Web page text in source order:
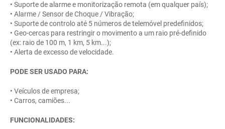
• Suporte de alarme e monitorização remota (em qualquer país);
• Alarme / Sensor de Choque / Vibração;
• Suporte de controlo até 5 números de telemóvel predefinidos;
• Geo-cercas para restringir o movimento a um raio pré-definido
(ex: raio de 100 m, 1 km, 5 km...);
• Alerta de excesso de velocidade.
PODE SER USADO PARA:
• Veículos de empresa;
• Carros, camiões...
FUNCIONALIDADES: